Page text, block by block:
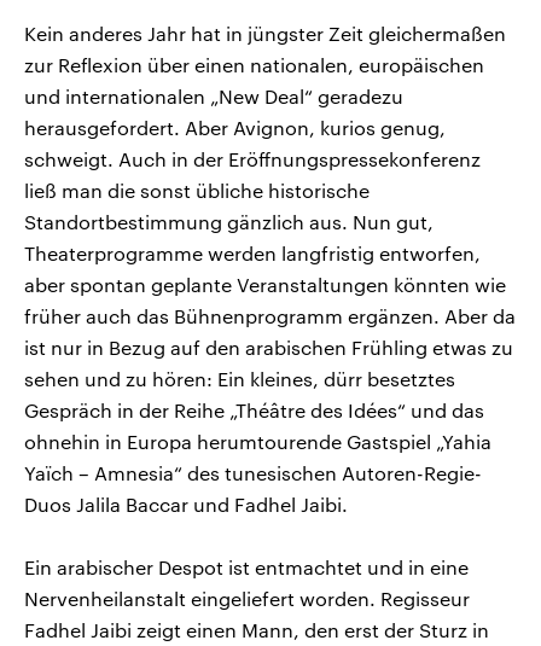
Kein anderes Jahr hat in jüngster Zeit gleichermaßen
zur Reflexion über einen nationalen, europäischen
und internationalen „New Deal“ geradezu
herausgefordert. Aber Avignon, kurios genug,
schweigt. Auch in der Eröffnungspressekonferenz
ließ man die sonst übliche historische
Standortbestimmung gänzlich aus. Nun gut,
Theaterprogramme werden langfristig entworfen,
aber spontan geplante Veranstaltungen könnten wie
früher auch das Bühnenprogramm ergänzen. Aber da
ist nur in Bezug auf den arabischen Frühling etwas zu
sehen und zu hören: Ein kleines, dürr besetztes
Gespräch in der Reihe „Théâtre des Idées“ und das
ohnehin in Europa herumtourende Gastspiel „Yahia
Yaïch – Amnesia“ des tunesischen Autoren-Regie-
Duos Jalila Baccar und Fadhel Jaibi.
Ein arabischer Despot ist entmachtet und in eine
Nervenheilanstalt eingeliefert worden. Regisseur
Fadhel Jaibi zeigt einen Mann, den erst der Sturz in